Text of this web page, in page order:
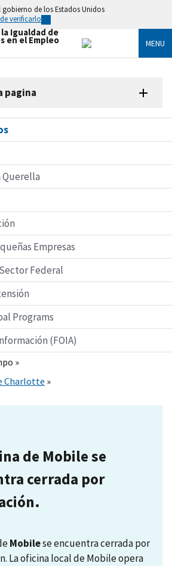
de los Estados Unidos
verificarlo
Igualdad de
en el Empleo MENU
pagina
Querella
Empresas
Federal
Programs
(FOIA)
Charlotte
de Mobile se
cerrada por
Mobilese encuentra cerrada por
La oficina local de Mobile opera